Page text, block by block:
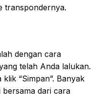
transpondernya.
dengan cara
telah Anda lalukan.
“Simpan”. Banyak
bersama dari cara